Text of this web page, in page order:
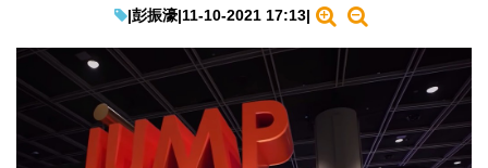
教學評測
|彭振濠|11-10-2021 17:13|